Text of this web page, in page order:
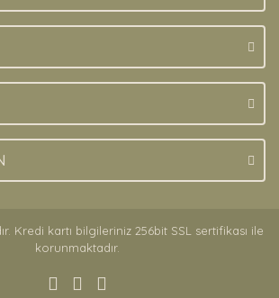
Kredi kartı bilgileriniz 256bit SSL sertifikası ile
korunmaktadır.